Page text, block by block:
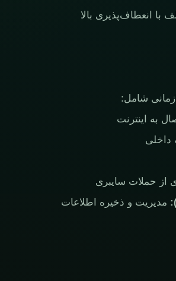
با انعطاف‌پذیری بالا
شامل:
به اینترنت
داخلی
از حملات سایبری
مدیریت و ذخیره اطلاعات